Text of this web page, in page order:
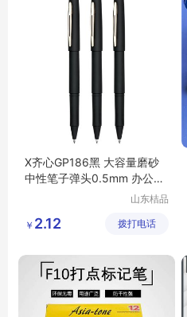
X齐心GP186黑 大容量磨砂
中性笔子弹头0.5mm 办公书
山东桔品
公司
￥ 2.12 拨打电话